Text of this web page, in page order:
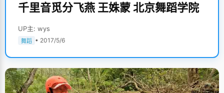
千里音觅分飞燕 王姝蒙 北京舞蹈学院
UP主: wys
舞蹈 • 2017/5/6